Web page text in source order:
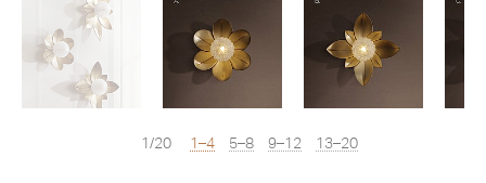
1/20 1–4 5–8 9–12 13–20